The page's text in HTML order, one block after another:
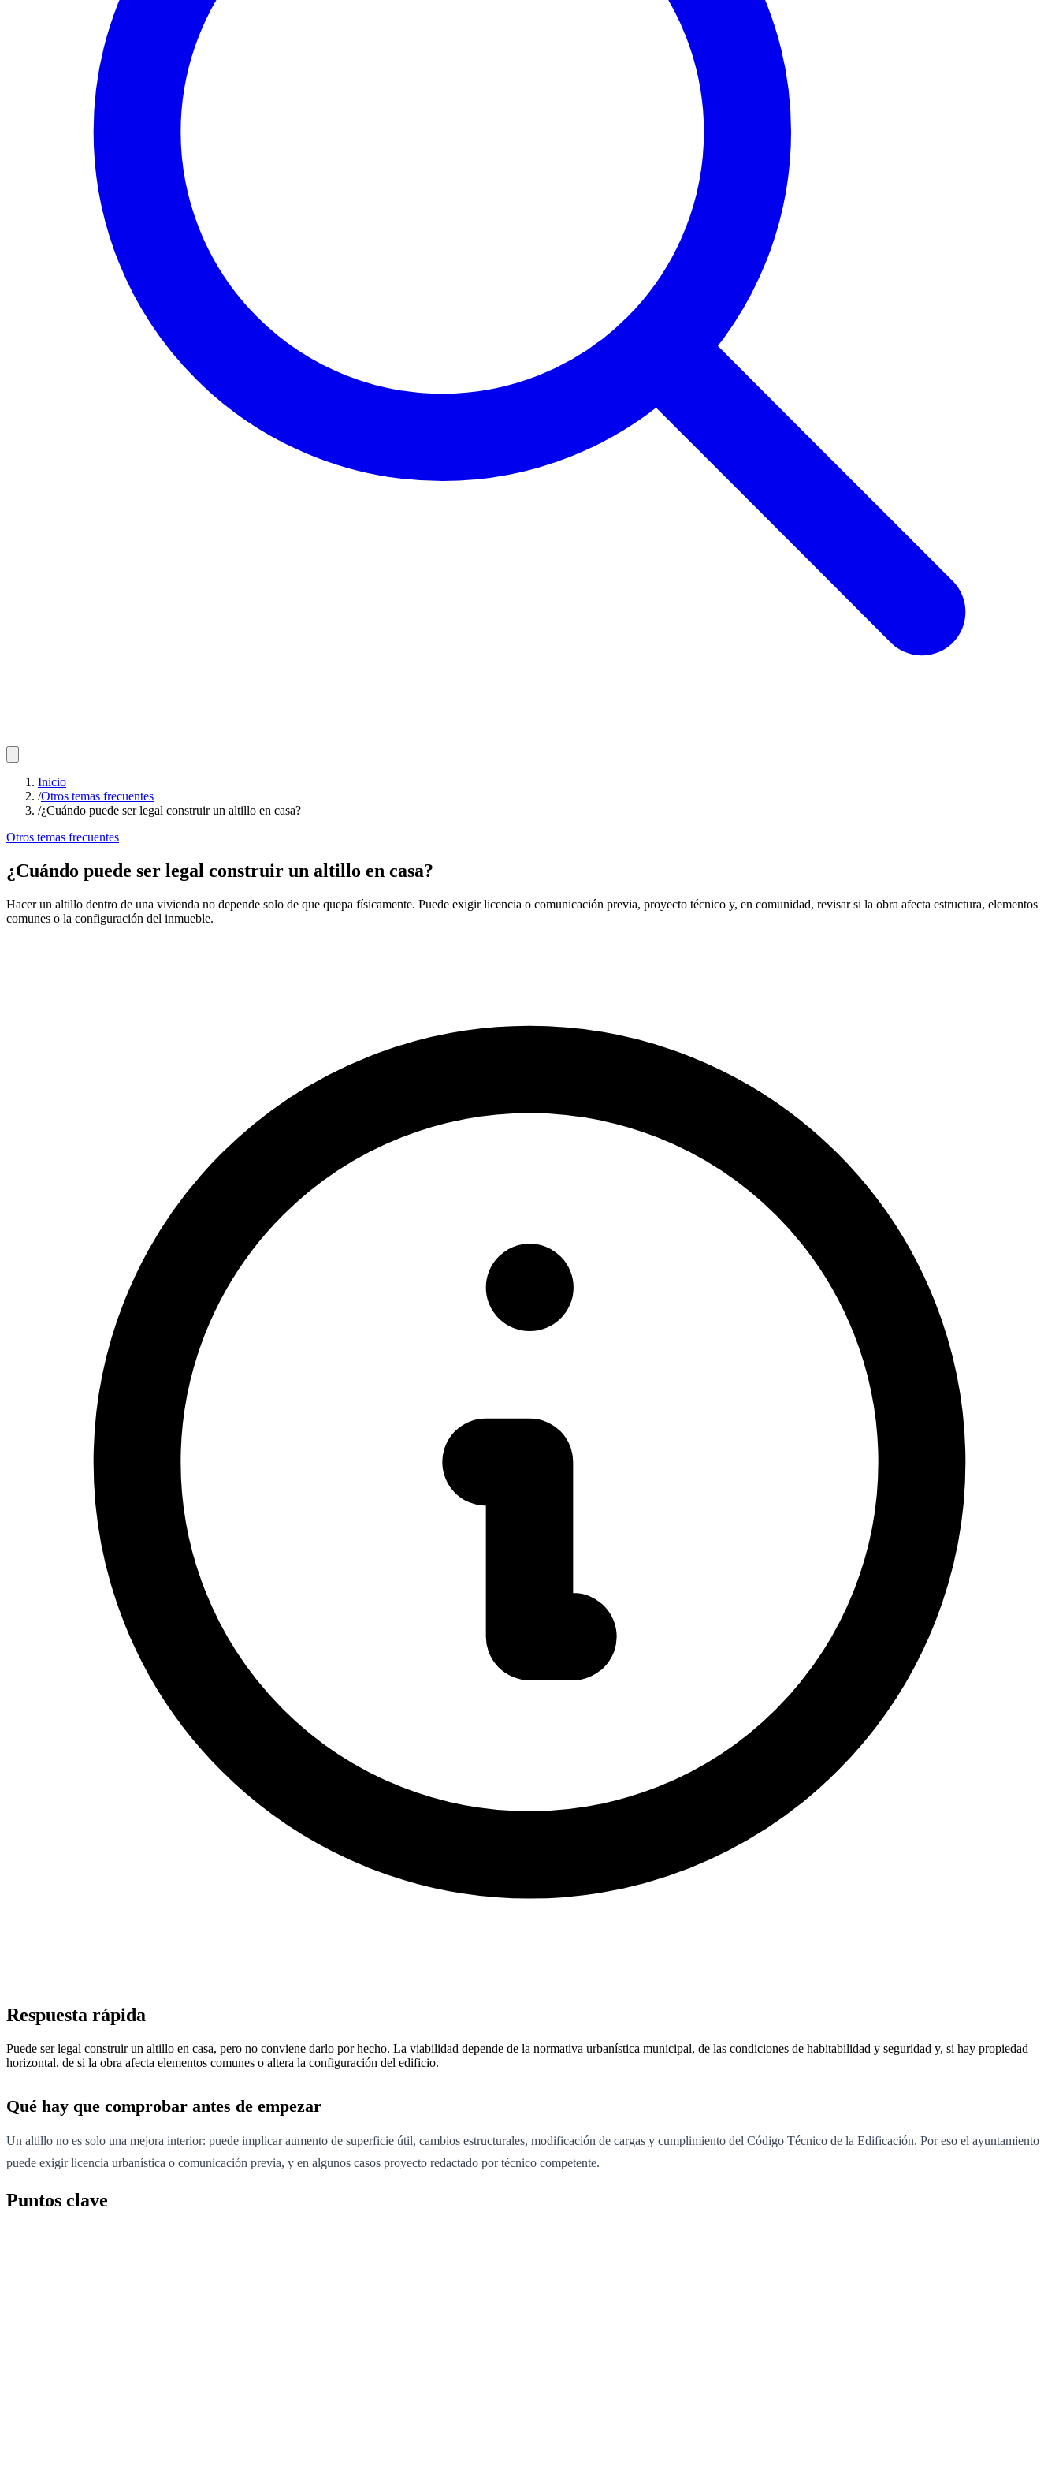
Inicio
/Otros temas frecuentes
/¿Cuándo puede ser legal construir un altillo en casa?
Otros temas frecuentes
¿Cuándo puede ser legal construir un altillo en casa?
Hacer un altillo dentro de una vivienda no depende solo de que quepa físicamente. Puede exigir licencia o comunicación previa, proyecto técnico y, en comunidad, revisar si la obra afecta estructura, elementos
comunes o la configuración del inmueble.
Respuesta rápida
Puede ser legal construir un altillo en casa, pero no conviene darlo por hecho. La viabilidad depende de la normativa urbanística municipal, de las condiciones de habitabilidad y seguridad y, si hay propiedad
horizontal, de si la obra afecta elementos comunes o altera la configuración del edificio.
Qué hay que comprobar antes de empezar
Un altillo no es solo una mejora interior: puede implicar aumento de superficie útil, cambios estructurales, modificación de cargas y cumplimiento del Código Técnico de la Edificación. Por eso el ayuntamiento
puede exigir licencia urbanística o comunicación previa, y en algunos casos proyecto redactado por técnico competente.
Puntos clave